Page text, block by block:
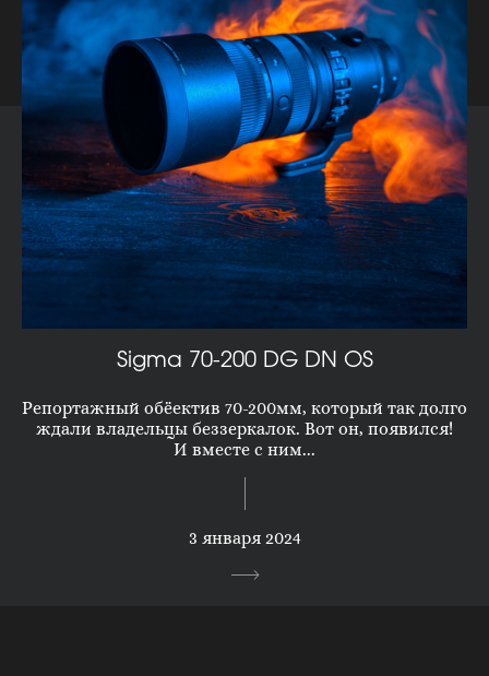
Sigma 70-200 DG DN OS
Репортажный обёектив 70-200мм, который так долго
ждали владельцы беззеркалок. Вот он, появился!
И вместе с ним...
3 января 2024